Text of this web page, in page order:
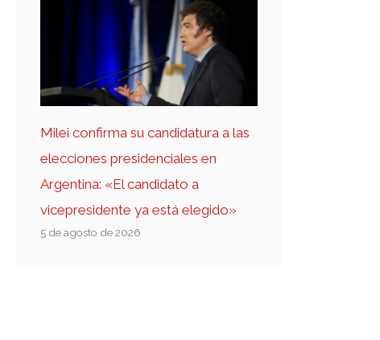
Milei confirma su candidatura a las
elecciones presidenciales en
Argentina: «El candidato a
vicepresidente ya está elegido»
5 de agosto de 2026